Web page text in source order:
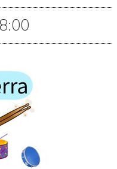
8:00